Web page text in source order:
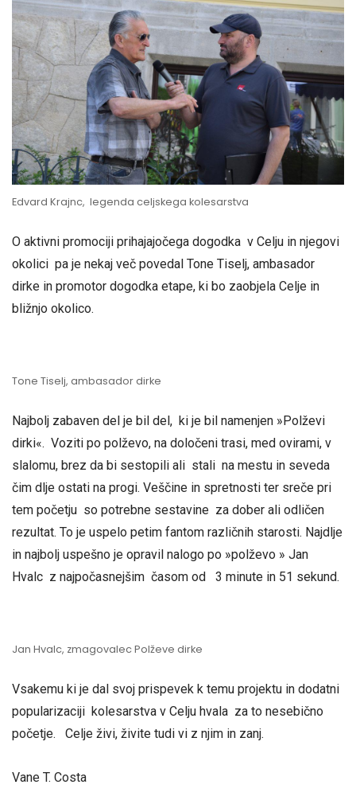
Edvard Krajnc, legenda celjskega kolesarstva
O aktivni promociji prihajajočega dogodka v Celju in njegovi
okolici pa je nekaj več povedal Tone Tiselj, ambasador
dirke in promotor dogodka etape, ki bo zaobjela Celje in
bližnjo okolico.
Tone Tiselj, ambasador dirke
Najbolj zabaven del je bil del, ki je bil namenjen »Polževi
dirki«. Voziti po polževo, na določeni trasi, med ovirami, v
slalomu, brez da bi sestopili ali stali na mestu in seveda
čim dlje ostati na progi. Veščine in spretnosti ter sreče pri
tem početju so potrebne sestavine za dober ali odličen
rezultat. To je uspelo petim fantom različnih starosti. Najdlje
in najbolj uspešno je opravil nalogo po »polževo » Jan
Hvalc z najpočasnejšim časom od 3 minute in 51 sekund.
Jan Hvalc, zmagovalec Polževe dirke
Vsakemu ki je dal svoj prispevek k temu projektu in dodatni
popularizaciji kolesarstva v Celju hvala za to nesebično
početje. Celje živi, živite tudi vi z njim in zanj.
Vane T. Costa